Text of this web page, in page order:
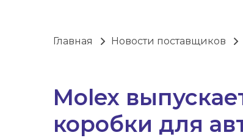
Главная Новости поставщиков
Molex
коробки для